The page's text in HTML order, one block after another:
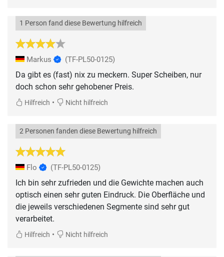
1 Person fand diese Bewertung hilfreich
Markus (TF-PL50-0125)
Da gibt es (fast) nix zu meckern. Super Scheiben, nur
doch schon sehr gehobener Preis.
Hilfreich • Nicht hilfreich
2 Personen fanden diese Bewertung hilfreich
Flo (TF-PL50-0125)
Ich bin sehr zufrieden und die Gewichte machen auch
optisch einen sehr guten Eindruck. Die Oberfläche und
die jeweils verschiedenen Segmente sind sehr gut
verarbeitet.
Hilfreich • Nicht hilfreich